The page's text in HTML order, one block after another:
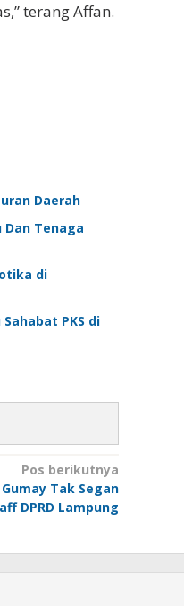
terang Affan.
Daerah
Dan Tenaga
di
PKS di
Pos berikutnya
Tak Segan
DPRD Lampung